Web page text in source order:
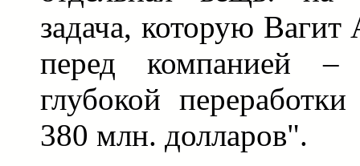
задача, которую Вагит
перед компанией –
глубокой
380 млн. долларов".